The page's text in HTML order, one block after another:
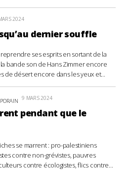
2024
dernier souffle
ses esprits en sortant de la
la bande son de Hans Zimmer encore
de désert encore dans les yeux et...
9 MARS 2024
pendant que le
se marrent : pro-palestiniens
contre non-grévistes, pauvres
contre écologistes, flics contre...